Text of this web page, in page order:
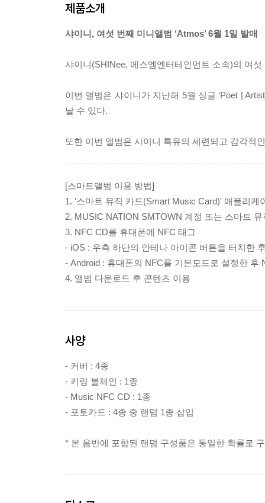
제품소개
샤이니, 여섯 번째 미니앨범 ‘Atmos’ 6월 1일 발매
샤이니(SHINee, 에스엠엔터테인먼트 소속)의 여섯
이번 앨범은 샤이니가 지난해 5월 싱글 ‘Poet |
날 수 있다.
또한 이번 앨범은 샤이니 특유의 세련되고 감각적
[스마트앨범 이용 방법]
1. '스마트 뮤직 카드(Smart Music Card)' 애플리케
2. MUSIC NATION SMTOWN 계정 또는 스마트
3. NFC CD를 휴대폰에 NFC 태그
- iOS : 우측 하단의 안테나 아이콘 버튼을 터치한
- Android : 휴대폰의 NFC를 기본모드로 설정한 후
4. 앨범 다운로드 후 콘텐츠 이용
사양
- 커버 : 4종
- 키링 볼체인 : 1종
- Music NFC CD : 1종
- 포토카드 : 4종 중 랜덤 1종 삽입
* 본 음반에 포함된 랜덤 구성품은 동일한 확률로